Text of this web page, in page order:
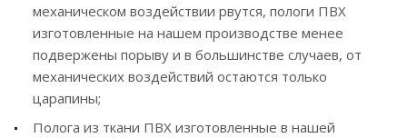
механическом воздействии рвутся, пологи ПВХ
изготовленные на нашем производстве менее
подвержены порыву и в большинстве случаев, от
механических воздействий остаются только
царапины;
Полога из ткани ПВХ изготовленные в нашей